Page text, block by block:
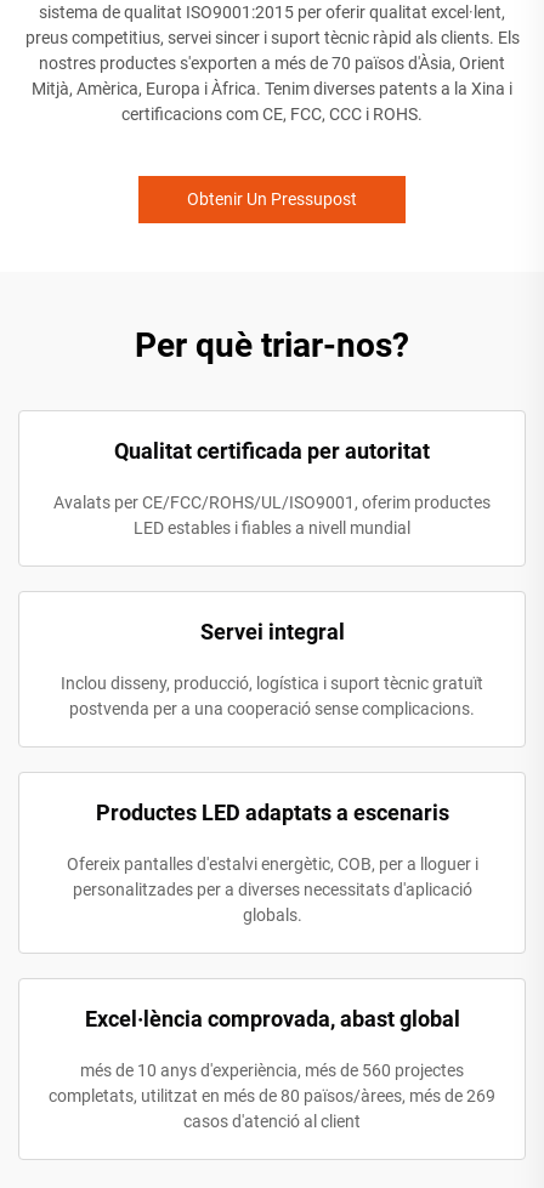
sistema de qualitat ISO9001:2015 per oferir qualitat excel·lent,
preus competitius, servei sincer i suport tècnic ràpid als clients. Els
nostres productes s'exporten a més de 70 països d'Àsia, Orient
Mitjà, Amèrica, Europa i Àfrica. Tenim diverses patents a la Xina i
certificacions com CE, FCC, CCC i ROHS.
Obtenir Un Pressupost
Per què triar-nos?
Qualitat certificada per autoritat
Avalats per CE/FCC/ROHS/UL/ISO9001, oferim productes
LED estables i fiables a nivell mundial
Servei integral
Inclou disseny, producció, logística i suport tècnic gratuït
postvenda per a una cooperació sense complicacions.
Productes LED adaptats a escenaris
Ofereix pantalles d'estalvi energètic, COB, per a lloguer i
personalitzades per a diverses necessitats d'aplicació
globals.
Excel·lència comprovada, abast global
més de 10 anys d'experiència, més de 560 projectes
completats, utilitzat en més de 80 països/àrees, més de 269
casos d'atenció al client